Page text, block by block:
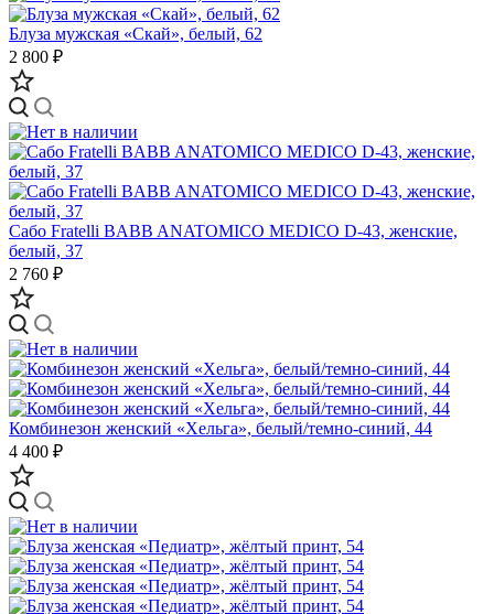
Блуза мужская «Скай», белый, 62
2 800 ₽
Сабо Fratelli BABB ANATOMICO MEDICO D-43, женские,
белый, 37
2 760 ₽
Комбинезон женский «Хельга», белый/темно-синий, 44
4 400 ₽